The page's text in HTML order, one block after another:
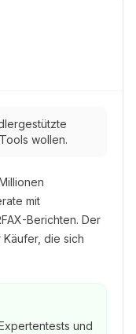
wollen.
mit
Berichten. Der
die sich
und